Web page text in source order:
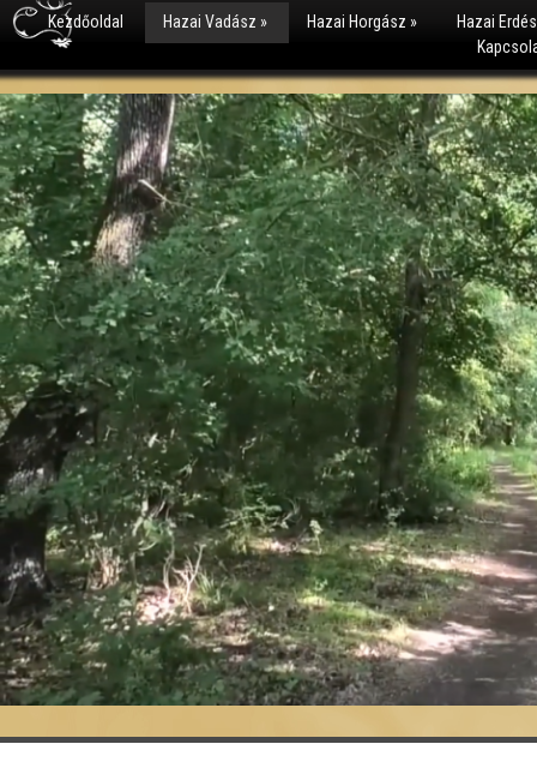
Kezdőoldal Hazai Vadász » Hazai Horgász »
Hazai